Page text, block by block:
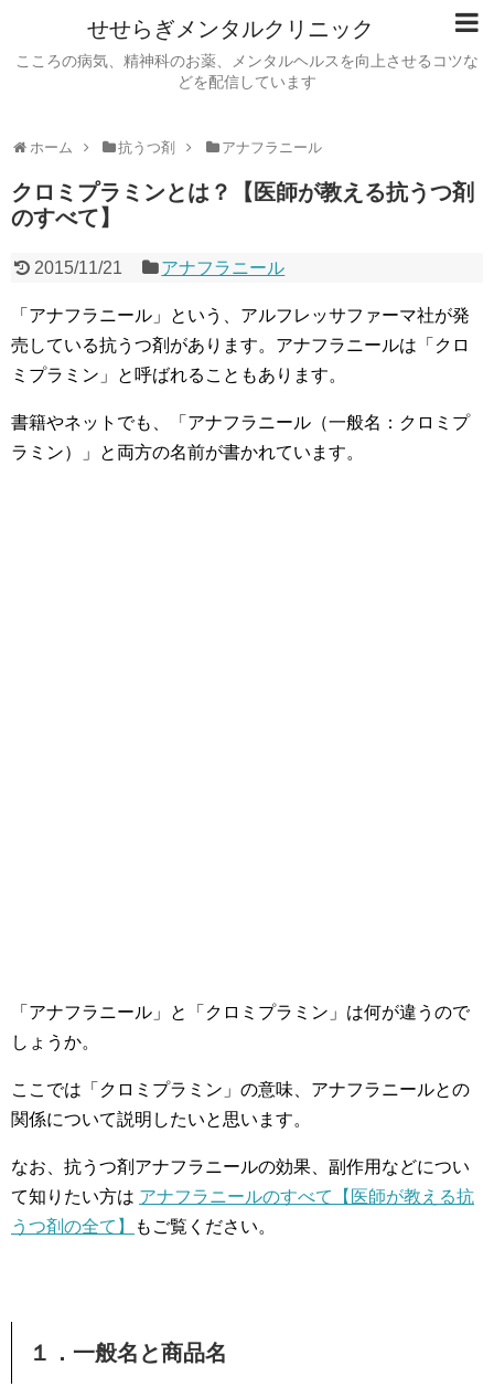
せせらぎメンタルクリニック
こころの病気、精神科のお薬、メンタルヘルスを向上させるコツな
どを配信しています
ホーム 抗うつ剤 アナフラニール
クロミプラミンとは？【医師が教える抗うつ剤
のすべて】
2015/11/21 アナフラニール
「アナフラニール」という、アルフレッサファーマ社が発
売している抗うつ剤があります。アナフラニールは「クロ
ミプラミン」と呼ばれることもあります。
書籍やネットでも、「アナフラニール（一般名：クロミプ
ラミン）」と両方の名前が書かれています。
「アナフラニール」と「クロミプラミン」は何が違うので
しょうか。
ここでは「クロミプラミン」の意味、アナフラニールとの
関係について説明したいと思います。
なお、抗うつ剤アナフラニールの効果、副作用などについ
て知りたい方は アナフラニールのすべて【医師が教える抗
うつ剤の全て】
もご覧ください。
１．一般名と商品名